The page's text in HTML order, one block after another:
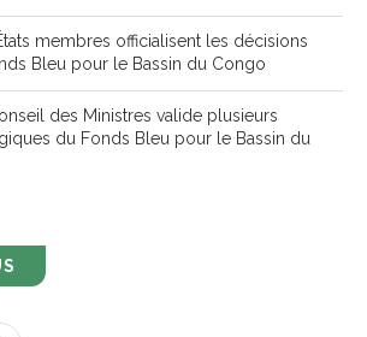
membres officialisent les décisions
Bleu pour le Bassin du Congo
des Ministres valide plusieurs
du Fonds Bleu pour le Bassin du